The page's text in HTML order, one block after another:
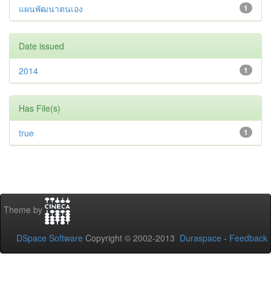
1
แผนพัฒนาตนเอง
Date issued
1
2014
Has File(s)
1
true
Theme by
DSpace Software Copyright © 2002-2013 Duraspace - Feedback